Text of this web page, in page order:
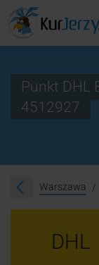
Punkt DHL
4512927
Warszawa
DHL